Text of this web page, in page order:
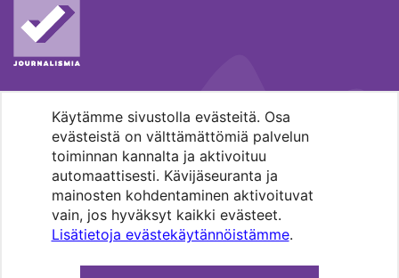
Käytämme sivustolla evästeitä. Osa
evästeistä on välttämättömiä palvelun
toiminnan kannalta ja aktivoituu
automaattisesti. Kävijäseuranta ja
mainosten kohdentaminen aktivoituvat
vain, jos hyväksyt kaikki evästeet.
Lisätietoja evästekäytännöistämme.
MENOHAKU
Pääkaupunkiseudun evankelis-
luterilaisten seurakuntien media.